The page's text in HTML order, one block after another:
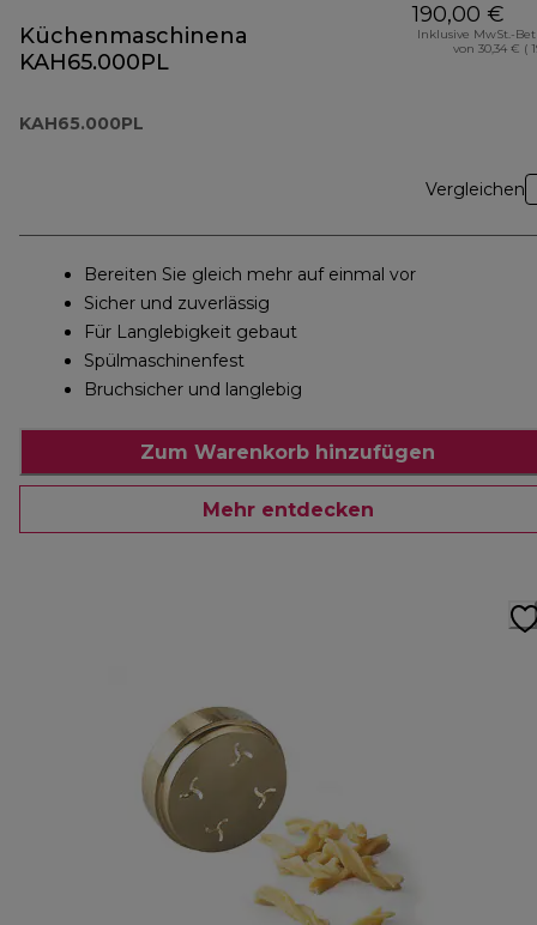
Küchenmaschinenaufsatz
KAH65.000PL
KAH65.000PL
190,00 €
Inklusive MwSt.-
von 30,34 € (
Vergleichen
Bereiten Sie gleich mehr auf einmal vor
Sicher und zuverlässig
Für Langlebigkeit gebaut
Spülmaschinenfest
Bruchsicher und langlebig
Zum Warenkorb hinzufügen
Mehr entdecken